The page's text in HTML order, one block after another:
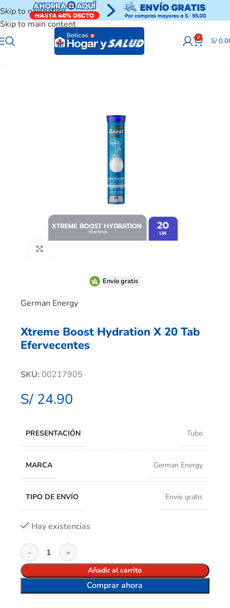
Skip to navigation
Skip to main content
0 S/
Envío gratis
German Energy
Xtreme Boost Hydration X 20 Tab
Efervecentes
SKU: 00217905
S/ 24.90
PRESENTACIÓN Tubo
MARCA German Energy
TIPO DE ENVÍO Envío gratis
Hay existencias
Añadir al carrito
Comprar ahora